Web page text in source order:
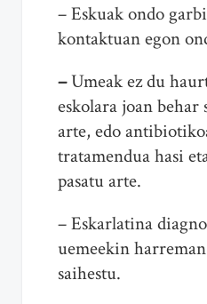
– Eskuak ondo
kontaktuan egon
–Umeak ez du
eskolara joan behar
arte, edo
tratamendua hasi
pasatu arte.
– Eskarlatina
uemeekin
saihestu.